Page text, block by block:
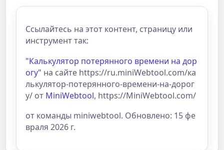
Ссылайтесь на этот контент, страницу или
инструмент так:
"Калькулятор потерянного времени на дор
огу" на сайте https://ru.miniWebtool.com/ка
лькулятор-потерянного-времени-на-дорог
у/ от MiniWebtool, https://MiniWebtool.com/
от команды miniwebtool. Обновлено: 15 фе
враля 2026 г.